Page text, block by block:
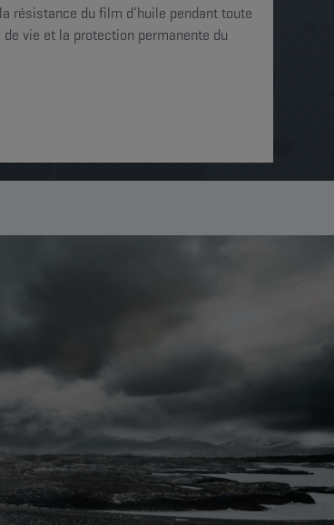
résistance du film d’huile pendant toute
de vie et la protection permanente du